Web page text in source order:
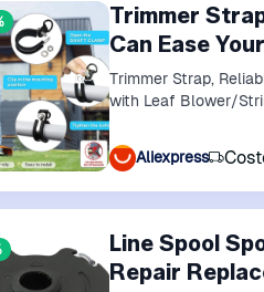
Trimmer
Can Ease
Trimmer Strap,
with Leaf Blower/
Aliexpress
Line Spool
Repair